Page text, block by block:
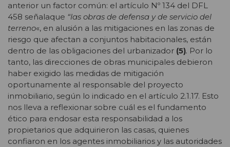
anterior un factor común: el artículo Nº 134 del DFL
458 señalaque “las obras de defensa y de servicio del
terreno«, en alusión a las mitigaciones en las zonas de
riesgo que afectan a conjuntos habitacionales, están
dentro de las obligaciones del urbanizador (5). Por lo
tanto, las direcciones de obras municipales debieron
haber exigido las medidas de mitigación
oportunamente al responsable del proyecto
inmobiliario, según lo indicado en el artículo 2.1.17. Esto
nos lleva a reflexionar sobre cuál es el fundamento
ético para endosar esta responsabilidad a los
propietarios que adquirieron las casas, quienes
confiaron en los agentes inmobiliarios y las autoridades